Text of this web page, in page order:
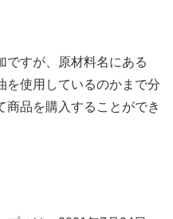
ですが、原材料名にある
を使用しているのかまで分
商品を購入することができ